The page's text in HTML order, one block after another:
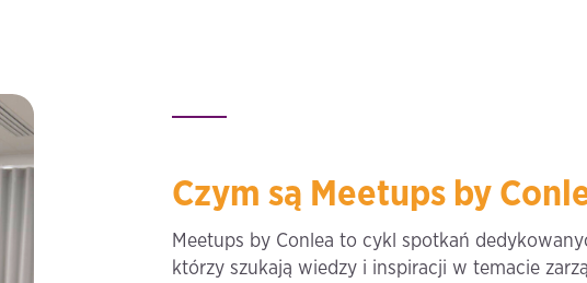
Czym są Meetups by
Meetups by Conlea to cykl spotkań
którzy szukają wiedzy i inspiracji w temacie